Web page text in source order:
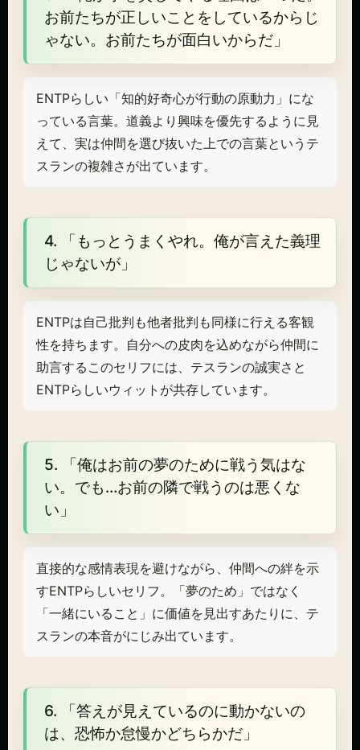
お前たちが正しいことをしているからじ
ゃない。お前たちが面白いからだ」
ENTPらしい「知的好奇心が行動の原動力」にな
っている言葉。道義より興味を優先するように見
えて、実は仲間を選び抜いた上での言葉というテ
スランの複雑さが出ています。
4. 「もっとうまくやれ。俺が言えた義理
じゃないが」
ENTPは自己批判も他者批判も同様に行える客観
性を持ちます。自分への皮肉を込めながら仲間に
助言するこのセリフには、テスランの誠実さと
ENTPらしいウィットが共存しています。
5. 「俺はお前の夢のために戦う気はな
い。でも…お前の隣で戦うのは悪くな
い」
直接的な感情表現を避けながら、仲間への絆を示
すENTPらしいセリフ。「夢のため」ではなく
「一緒にいること」に価値を見出すあたりに、テ
スランの本音がにじみ出ています。
6. 「答えが見えているのに動かないの
は、恐怖か怠慢かどちらかだ」